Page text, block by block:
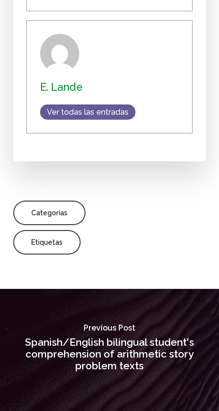
E. Lande
Ver todas las entradas
Categorías
Etiquetas
Previous Post
Spanish/English bilingual student's
comprehension of arithmetic story
problem texts